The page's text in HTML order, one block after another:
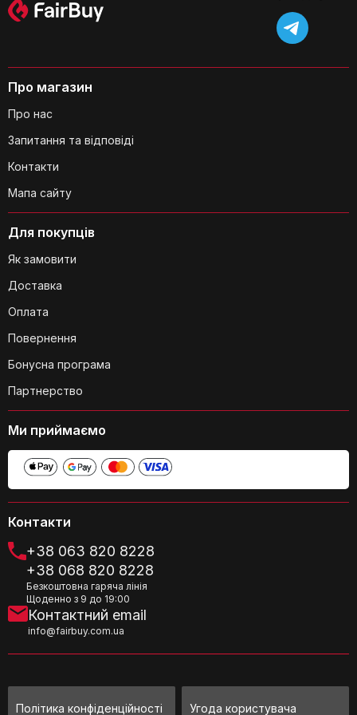
подорожей?
використання вдома чи в офісі?
Який колір подушки Cabeau Evolution
TNE S3 Berlin?
Чи компактна подушка у складеному
стані?
Контакти
+38 063 820 8228
+38 068 820 8228
Безкоштовна гаряча лінія
Щоденно з 9 до 19:00
Контактний email
info@fairbuy.com.ua
Для покупців
Як замовити
Доставка
Оплата
Повернення
Бонусна програма
Партнерство
Про магазин
Про нас
Запитання та відповіді
Контакти
Мапа сайту
Ми приймаємо
Політика конфіденційності Угода користувача